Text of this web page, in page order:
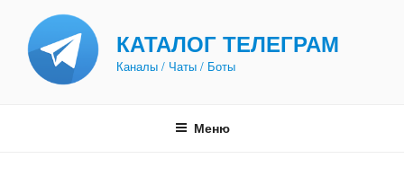
содержимому
КАТАЛОГ ТЕЛЕГРАМ
Каналы / Чаты / Боты
Меню